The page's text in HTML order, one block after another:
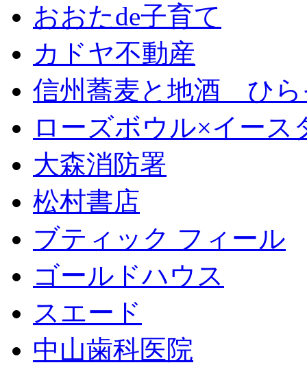
おおたde子育て
カドヤ不動産
信州蕎麦と地酒 ひら
ローズボウル×イース
大森消防署
松村書店
ブティック フィール
ゴールドハウス
スエード
中山歯科医院